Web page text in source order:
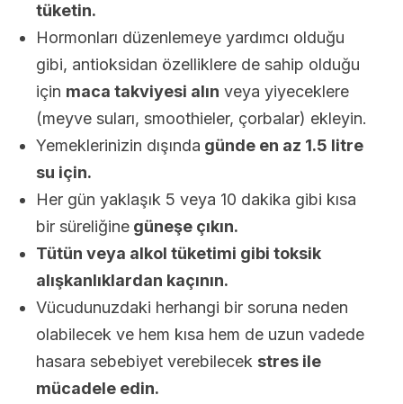
tüketin.
Hormonları düzenlemeye yardımcı olduğu
gibi, antioksidan özelliklere de sahip olduğu
için maca takviyesi alın veya yiyeceklere
(meyve suları, smoothieler, çorbalar) ekleyin.
Yemeklerinizin dışında günde en az 1.5 litre
su için.
Her gün yaklaşık 5 veya 10 dakika gibi kısa
bir süreliğine güneşe çıkın.
Tütün veya alkol tüketimi gibi toksik
alışkanlıklardan kaçının.
Vücudunuzdaki herhangi bir soruna neden
olabilecek ve hem kısa hem de uzun vadede
hasara sebebiyet verebilecek stres ile
mücadele edin.